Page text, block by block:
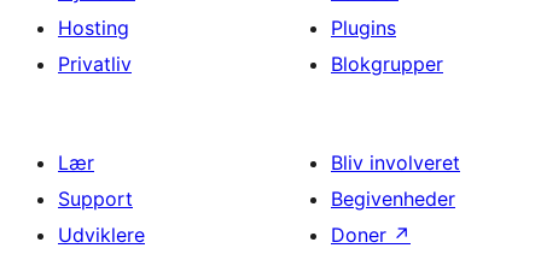
Hosting
Privatliv
Plugins
Blokgrupper
Lær
Support
Udviklere
Bliv involveret
Begivenheder
Doner ↗